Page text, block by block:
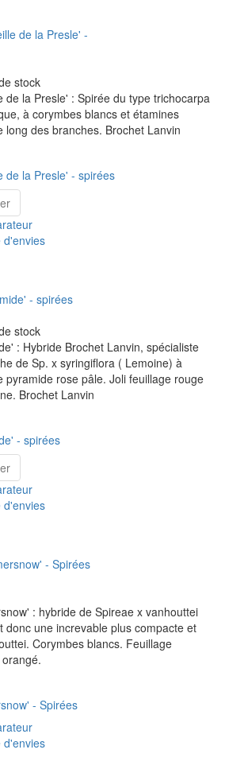
stock
de la Presle' : Spirée du type trichocarpa
à corymbes blancs et étamines
long des branches. Brochet Lanvin
de la Presle' - spirées
d'envies
stock
: Hybride Brochet Lanvin, spécialiste
de Sp. x syringiflora ( Lemoine) à
pyramide rose pâle. Joli feuillage rouge
Brochet Lanvin
- spirées
d'envies
: hybride de Spireae x vanhouttei
donc une increvable plus compacte et
Corymbes blancs. Feuillage
- Spirées
d'envies